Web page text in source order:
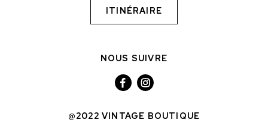
ITINÉRAIRE
NOUS SUIVRE
@2022 VINTAGE BOUTIQUE